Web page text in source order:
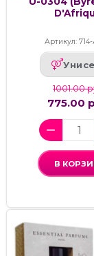
Артикул:
1001.00
775.00
В